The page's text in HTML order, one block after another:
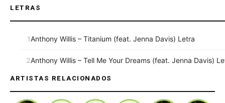
LETRAS
1Anthony Willis – Titanium (feat. Jenna Davis) Letra
2Anthony Willis – Tell Me Your Dreams (feat. Jenna Davis)
ARTISTAS RELACIONADOS